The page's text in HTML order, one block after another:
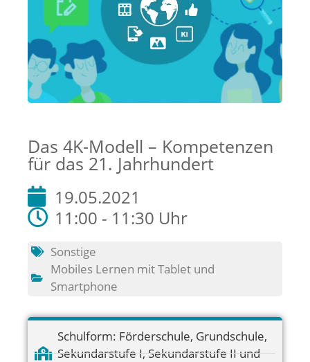
Das 4K-Modell – Kompetenzen
für das 21. Jahrhundert
19.05.2021
11:00 - 11:30 Uhr
Sonstige
Mobiles Lernen mit Tablet und
Smartphone
Schulform: Förderschule, Grundschule,
Sekundarstufe I, Sekundarstufe II und